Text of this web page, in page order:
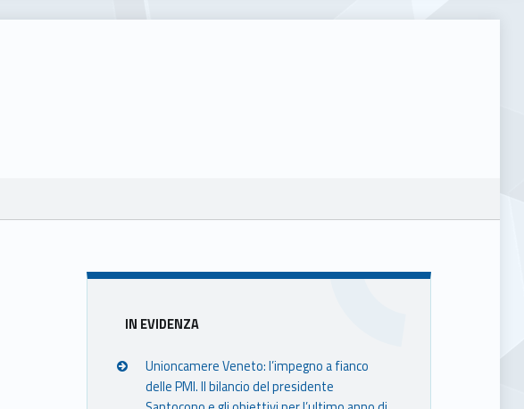
Sidebar
IN EVIDENZA
Unioncamere Veneto: l’impegno a fianco
delle PMI. Il bilancio del presidente